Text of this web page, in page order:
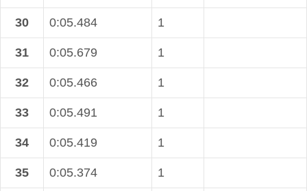
30 0:05.484 1
31 0:05.679 1
32 0:05.466 1
33 0:05.491 1
34 0:05.419 1
35 0:05.374 1